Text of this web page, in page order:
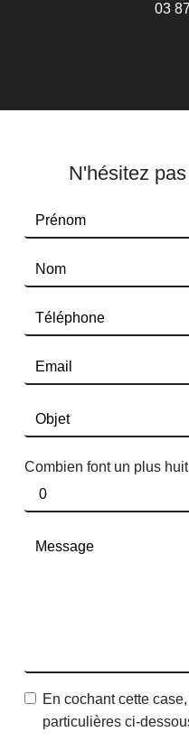
03
N'hésitez
Combien font un plus huit
En cochant cette
particulières ci-